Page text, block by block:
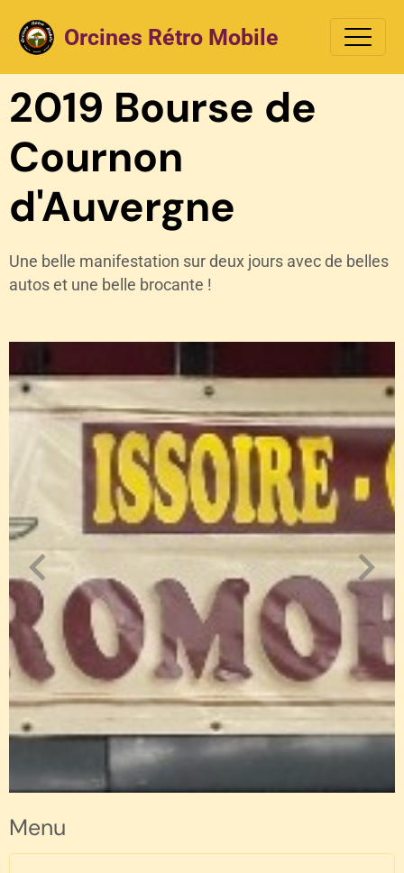
Orcines Rétro Mobile
2019 Bourse de
Cournon
d'Auvergne
Une belle manifestation sur deux jours avec de belles
autos et une belle brocante !
Menu